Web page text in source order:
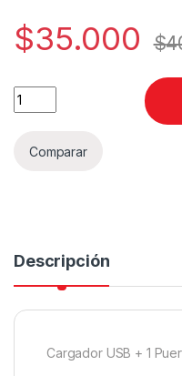
$35.000 $
CARGADOR USB CON
Comparar
Descripción
Cargador USB + 1